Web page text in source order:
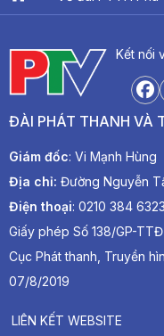
Kết nối
ĐÀI PHÁT THANH VÀ
Giám đốc: Vi Mạnh Hùng
Địa chỉ: Đường Nguyễn
Điện thoại: 0210 384
Giấy phép Số 138/GP-
Cục Phát thanh, Truyền
07/8/2019
LIÊN KẾT WEBSITE